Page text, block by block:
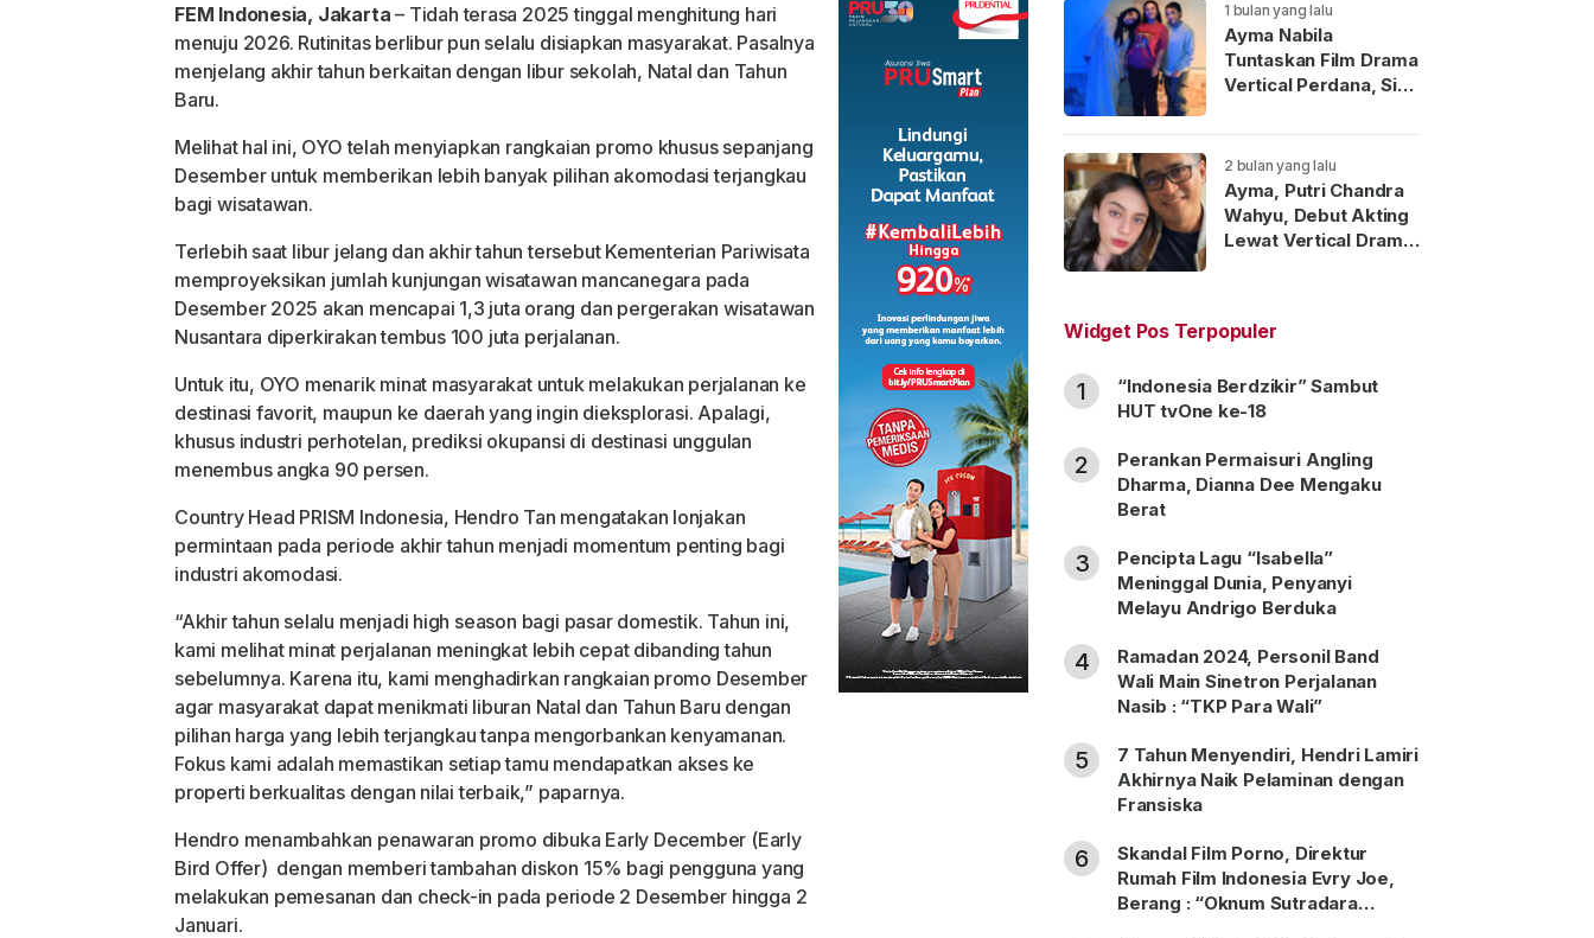
FEM Indonesia, Jakarta – Tidah terasa 2025 tinggal menghitung hari
menuju 2026. Rutinitas berlibur pun selalu disiapkan masyarakat. Pasalnya
menjelang akhir tahun berkaitan dengan libur sekolah, Natal dan Tahun
Baru.
Melihat hal ini, OYO telah menyiapkan rangkaian promo khusus sepanjang
Desember untuk memberikan lebih banyak pilihan akomodasi terjangkau
bagi wisatawan.
Terlebih saat libur jelang dan akhir tahun tersebut Kementerian Pariwisata
memproyeksikan jumlah kunjungan wisatawan mancanegara pada
Desember 2025 akan mencapai 1,3 juta orang dan pergerakan wisatawan
Nusantara diperkirakan tembus 100 juta perjalanan.
Untuk itu, OYO menarik minat masyarakat untuk melakukan perjalanan ke
destinasi favorit, maupun ke daerah yang ingin dieksplorasi. Apalagi,
khusus industri perhotelan, prediksi okupansi di destinasi unggulan
menembus angka 90 persen.
Country Head PRISM Indonesia, Hendro Tan mengatakan lonjakan
permintaan pada periode akhir tahun menjadi momentum penting bagi
industri akomodasi.
“Akhir tahun selalu menjadi high season bagi pasar domestik. Tahun ini,
kami melihat minat perjalanan meningkat lebih cepat dibanding tahun
sebelumnya. Karena itu, kami menghadirkan rangkaian promo Desember
agar masyarakat dapat menikmati liburan Natal dan Tahun Baru dengan
pilihan harga yang lebih terjangkau tanpa mengorbankan kenyamanan.
Fokus kami adalah memastikan setiap tamu mendapatkan akses ke
properti berkualitas dengan nilai terbaik,” paparnya.
Hendro menambahkan penawaran promo dibuka Early December (Early
Bird Offer) dengan memberi tambahan diskon 15% bagi pengguna yang
melakukan pemesanan dan check-in pada periode 2 Desember hingga 2
Januari.
1 bulan yang lalu
Ayma Nabila
Tuntaskan Film Drama
Vertical Perdana, Siap
Indonesia
2 bulan yang lalu
Ayma, Putri Chandra
Wahyu, Debut Akting
Lewat Vertical Drama
Widget Pos Terpopuler
1
“Indonesia Berdzikir” Sambut
HUT tvOne ke-18
2
Perankan Permaisuri Angling
Dharma, Dianna Dee Mengaku
Berat
3
Pencipta Lagu “Isabella”
Meninggal Dunia, Penyanyi
Melayu Andrigo Berduka
4
Ramadan 2024, Personil Band
Wali Main Sinetron Perjalanan
Nasib : “TKP Para Wali”
5
7 Tahun Menyendiri, Hendri Lamiri
Akhirnya Naik Pelaminan dengan
Fransiska
6
Skandal Film Porno, Direktur
Rumah Film Indonesia Evry Joe,
Berang : “Oknum Sutradara